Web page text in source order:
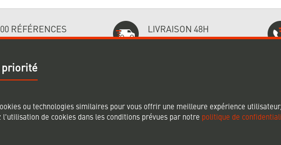
RÉFÉRENCES
et disponibles
LIVRAISON 48H
Sur les produits stockés
Comment commander ?
priorité
ou technologies similaires pour vous offrir une meilleure expérience
de cookies dans les conditions prévues par notre politique de